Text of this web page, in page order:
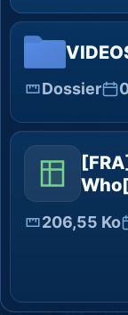
Dossier
206,55 Ko